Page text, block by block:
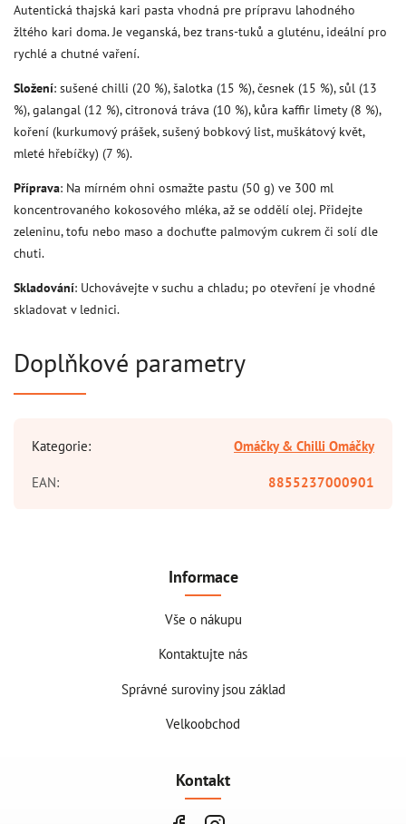
Autentická thajská kari pasta vhodná pre prípravu lahodného
žltého kari doma. Je veganská, bez trans‑tuků a gluténu, ideální pro
rychlé a chutné vaření.
Složení: sušené chilli (20 %), šalotka (15 %), česnek (15 %), sůl (13
%), galangal (12 %), citronová tráva (10 %), kůra kaffir limety (8 %),
koření (kurkumový prášek, sušený bobkový list, muškátový květ,
mleté hřebíčky) (7 %).
Příprava: Na mírném ohni osmažte pastu (50 g) ve 300 ml
koncentrovaného kokosového mléka, až se oddělí olej. Přidejte
zeleninu, tofu nebo maso a dochuťte palmovým cukrem či solí dle
chuti.
Skladování: Uchovávejte v suchu a chladu; po otevření je vhodné
skladovat v lednici.
Doplňkové parametry
Kategorie:
Omáčky & Chilli Omáčky
EAN: 8855237000901
Informace
Vše o nákupu
Kontaktujte nás
Správné suroviny jsou základ
Velkoobchod
Kontakt